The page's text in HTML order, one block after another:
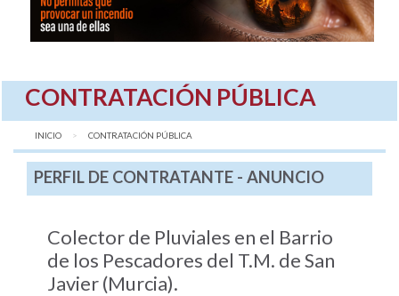
CONTRATACIÓN PÚBLICA
INICIO AQUÍ:
CONTRATACIÓN PÚBLICA
PERFIL DE CONTRATANTE - ANUNCIO
Colector de Pluviales en el Barrio
de los Pescadores del T.M. de San
Javier (Murcia).